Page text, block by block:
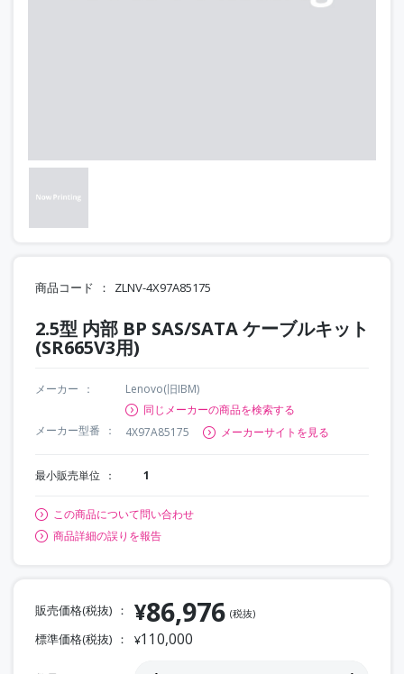
商品コード ZLNV-4X97A85175
2.5型 内部 BP SAS/SATA ケーブルキット
(SR665V3用)
メーカー
Lenovo(旧IBM)
同じメーカーの商品を検索する
メーカー型番
4X97A85175 メーカーサイトを見る
最小販売単位 1
この商品について問い合わせ
商品詳細の誤りを報告
販売価格(税抜) ¥86,976 (税抜)
標準価格(税抜) ¥110,000